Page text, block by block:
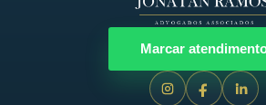
Marcar